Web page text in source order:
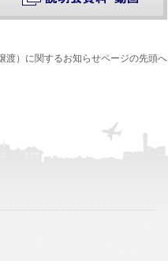
渡）に関するお知らせページの先頭へ